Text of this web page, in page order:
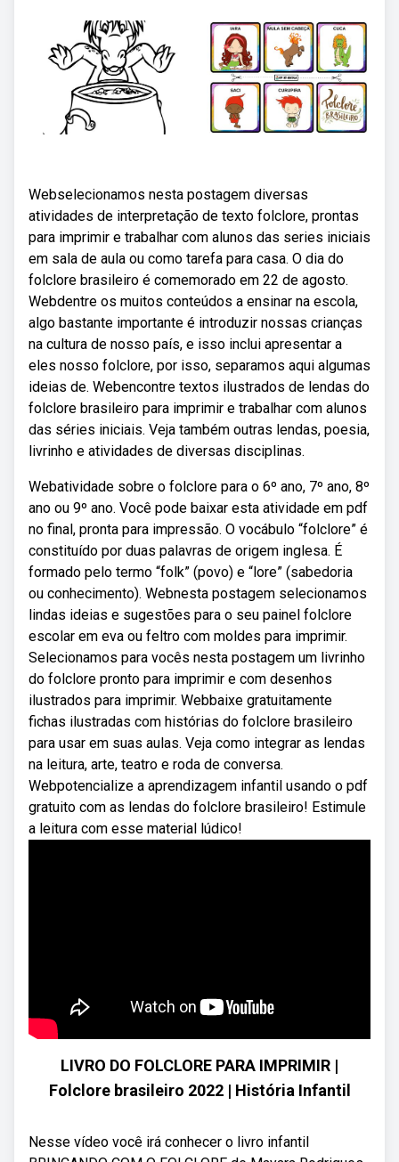
Webselecionamos nesta postagem diversas
atividades de interpretação de texto folclore, prontas
para imprimir e trabalhar com alunos das series iniciais
em sala de aula ou como tarefa para casa. O dia do
folclore brasileiro é comemorado em 22 de agosto.
Webdentre os muitos conteúdos a ensinar na escola,
algo bastante importante é introduzir nossas crianças
na cultura de nosso país, e isso inclui apresentar a
eles nosso folclore, por isso, separamos aqui algumas
ideias de. Webencontre textos ilustrados de lendas do
folclore brasileiro para imprimir e trabalhar com alunos
das séries iniciais. Veja também outras lendas, poesia,
livrinho e atividades de diversas disciplinas.
Webatividade sobre o folclore para o 6º ano, 7º ano, 8º
ano ou 9º ano. Você pode baixar esta atividade em pdf
no final, pronta para impressão. O vocábulo “folclore” é
constituído por duas palavras de origem inglesa. É
formado pelo termo “folk” (povo) e “lore” (sabedoria
ou conhecimento). Webnesta postagem selecionamos
lindas ideias e sugestões para o seu painel folclore
escolar em eva ou feltro com moldes para imprimir.
Selecionamos para vocês nesta postagem um livrinho
do folclore pronto para imprimir e com desenhos
ilustrados para imprimir. Webbaixe gratuitamente
fichas ilustradas com histórias do folclore brasileiro
para usar em suas aulas. Veja como integrar as lendas
na leitura, arte, teatro e roda de conversa.
Webpotencialize a aprendizagem infantil usando o pdf
gratuito com as lendas do folclore brasileiro! Estimule
a leitura com esse material lúdico!
LIVRO DO FOLCLORE PARA IMPRIMIR |
Folclore brasileiro 2022 | História Infantil
Nesse vídeo você irá conhecer o livro infantil